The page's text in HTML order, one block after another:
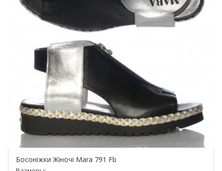
Босоніжки Жіночі Mara 791 Fb